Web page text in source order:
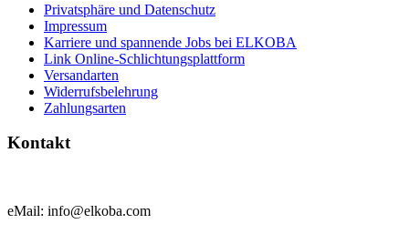
Privatsphäre und Datenschutz
Impressum
Karriere und spannende Jobs bei ELKOBA
Link Online-Schlichtungsplattform
Versandarten
Widerrufsbelehrung
Zahlungsarten
Kontakt
eMail: info@elkoba.com